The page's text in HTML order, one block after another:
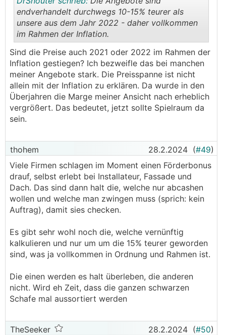
..
endverhandelt durchwegs 10-15% teurer als
unsere aus dem Jahr 2022 - daher vollkommen
im Rahmen der Inflation.
Sind die Preise auch 2021 oder 2022 im Rahmen der
Inflation gestiegen? Ich bezweifle das bei manchen
meiner Angebote stark. Die Preisspanne ist nicht
allein mit der Inflation zu erklären. Da wurde in den
Überjahren die Marge meiner Ansicht nach erheblich
vergrößert. Das bedeutet, jetzt sollte Spielraum da
sein.
thohem 28.2.2024 (#49)
Viele Firmen schlagen im Moment einen Förderbonus
drauf, selbst erlebt bei Installateur, Fassade und
Dach. Das sind dann halt die, welche nur abcashen
wollen und welche man zwingen muss (sprich: kein
Auftrag), damit sies checken.
Es gibt sehr wohl noch die, welche vernünftig
kalkulieren und nur um um die 15% teurer geworden
sind, was ja vollkommen in Ordnung und Rahmen ist.
Die einen werden es halt überleben, die anderen
nicht. Wird eh Zeit, dass die ganzen schwarzen
Schafe mal aussortiert werden
TheSeeker 28.2.2024 (#50)